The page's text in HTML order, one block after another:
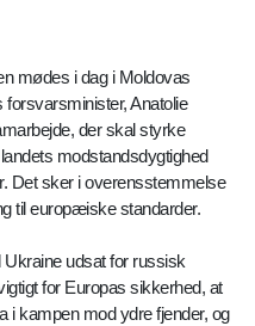
mødes i dag i Moldovas
Anatolie
der skal styrke
modstandsdygtighed
Det sker i overensstemmelse
til europæiske standarder.
Ukraine udsat for russisk
for Europas sikkerhed, at
i kampen mod ydre fjender, og